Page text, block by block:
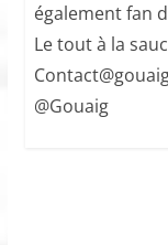
également fan
Le tout à la
@Gouaig